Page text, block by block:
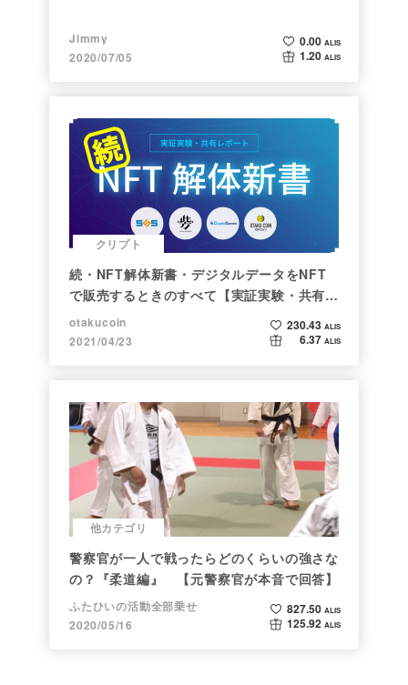
Jimmy
2020/07/05
0.00 ALIS
1.20 ALIS
クリプト
続・NFT解体新書・デジタルデータをNFT
で販売するときのすべて【実証実験・共有レ
ポート】
otakucoin
2021/04/23
230.43 ALIS
6.37 ALIS
他カテゴリ
警察官が一人で戦ったらどのくらいの強さな
の？『柔道編』 【元警察官が本音で回答】
ふたひいの活動全部乗せ
2020/05/16
827.50 ALIS
125.92 ALIS